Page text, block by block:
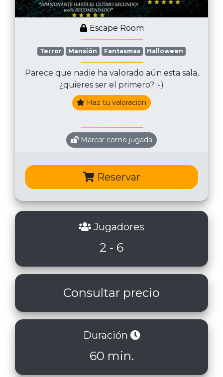
Escape Room
Terror Mansión Fantasmas Halloween
Parece que nadie ha valorado aún esta sala,
¿quieres ser el primero? ;-)
Haz tu valoración
Marcar como jugada
Reservar
Jugadores
2 - 6
Consultar precio
Duración
60 min.